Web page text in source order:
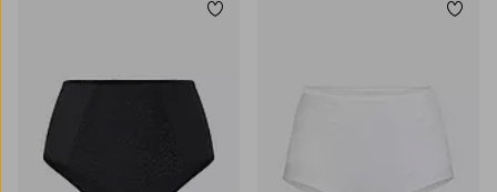
Lisää suosikkeihin